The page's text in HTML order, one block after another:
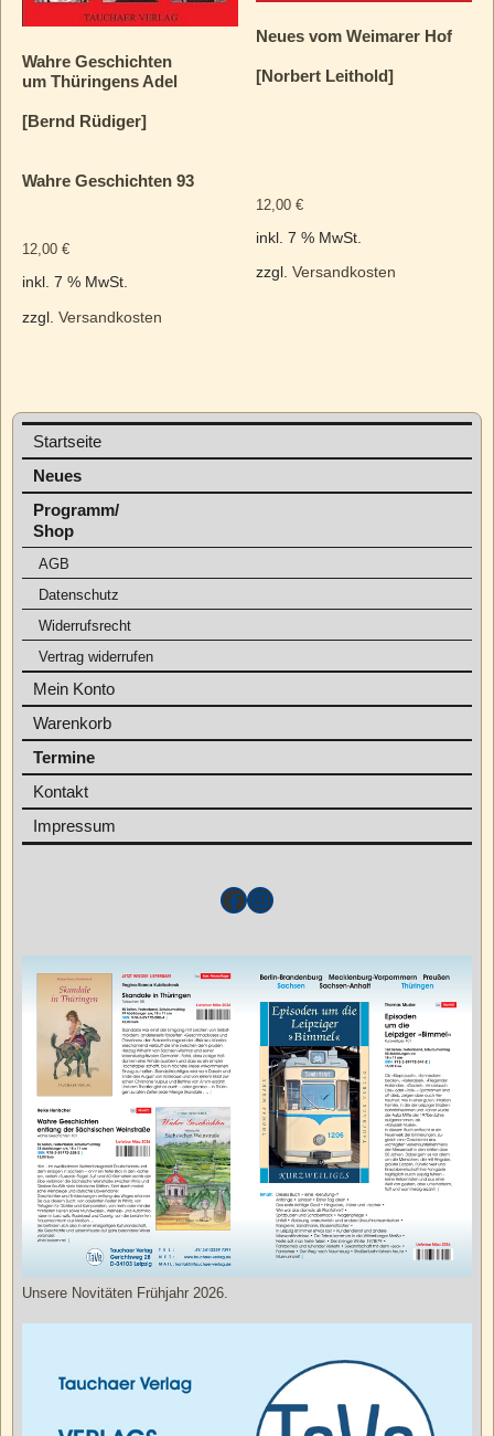
Wahre Geschichten
um Thüringens Adel
[Bernd Rüdiger]
Wahre Geschichten 93
12,00 €
inkl. 7 % MwSt.
zzgl. Versandkosten
Neues vom Weimarer Hof
[Norbert Leithold]
12,00€
inkl. 7 % MwSt.
zzgl.Versandkosten
Startseite
Neues
Programm/
Shop
AGB
Datenschutz
Widerrufsrecht
Vertrag widerrufen
Mein Konto
Warenkorb
Termine
Kontakt
Impressum
Unsere Novitäten Frühjahr 2026.